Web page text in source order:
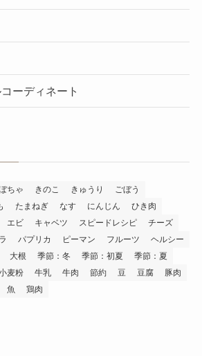
ーディネート
ちゃ きのこ きゅうり
ごぼう
たまねぎ なす にんじん
ひき肉
エビ キャベツ スピードレシピ
チーズ
パプリカ ピーマン フルーツ
ヘルシー
大根 季節：冬 季節：初夏
季節：夏
麦粉 牛乳 牛肉 節約 豆 豆腐
豚肉
魚 鶏肉